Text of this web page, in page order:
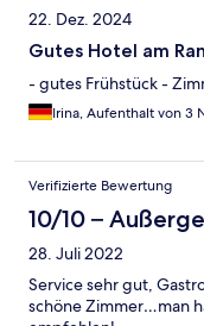
22. Dez. 2024
Gutes Hotel am
- gutes Frühstück -
Irina, Aufenthalt von 3
Verifizierte Bewertung
10/10 –
28. Juli 2022
Service sehr gut,
schöne Zimmer…man